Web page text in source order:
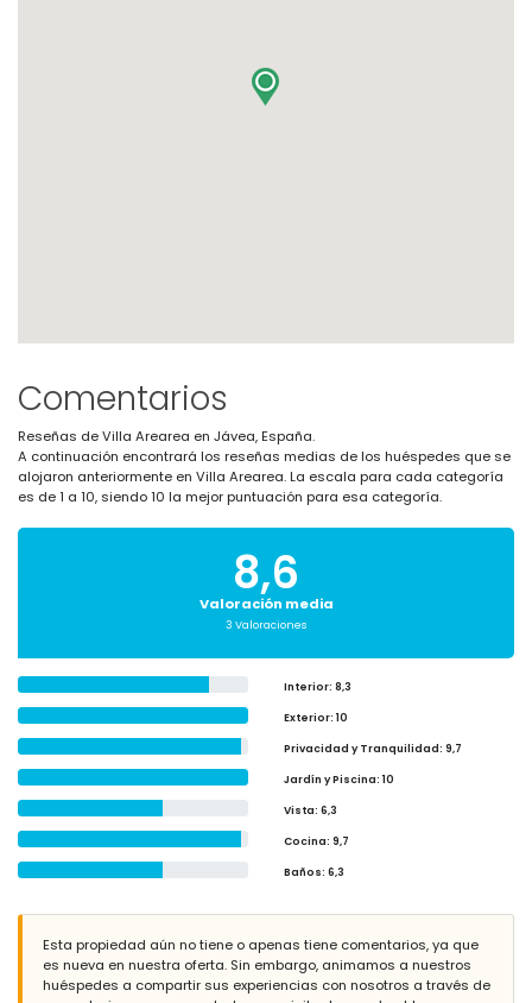
Comentarios
Reseñas de Villa Arearea en Jávea, España.
A continuación encontrará los reseñas medias de los huéspedes que se
alojaron anteriormente en Villa Arearea. La escala para cada categoría
es de 1 a 10, siendo 10 la mejor puntuación para esa categoría.
8,6
Valoración media
3 Valoraciones
Interior: 8,3
Exterior: 10
Privacidad y Tranquilidad: 9,7
Jardín y Piscina: 10
Vista: 6,3
Cocina: 9,7
Baños: 6,3
Esta propiedad aún no tiene o apenas tiene comentarios, ya que
es nueva en nuestra oferta. Sin embargo, animamos a nuestros
huéspedes a compartir sus experiencias con nosotros a través de